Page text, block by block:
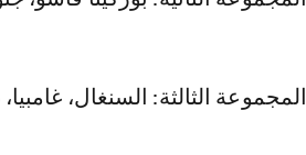
المجموعة الثالثة: السنغال،